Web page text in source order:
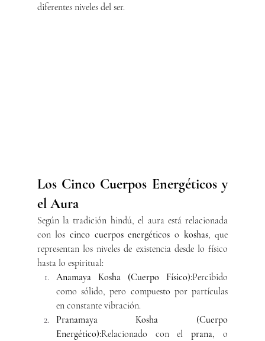
diferentes niveles del ser.
Los Cinco Cuerpos Energéticos y
el Aura
Según la tradición hindú, el aura está relacionada
con los cinco cuerpos energéticos o koshas, que
representan los niveles de existencia desde lo físico
hasta lo espiritual:
Anamaya Kosha (Cuerpo Físico):Percibido
como sólido, pero compuesto por partículas
en constante vibración.
Pranamaya Kosha (Cuerpo
Energético):Relacionado con el prana, o